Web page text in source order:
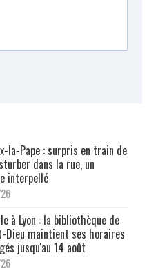
la-Pape : surpris en train de
dans la rue, un
interpellé
à Lyon : la bibliothèque de
Dieu maintient ses horaires
jusqu'au 14 août